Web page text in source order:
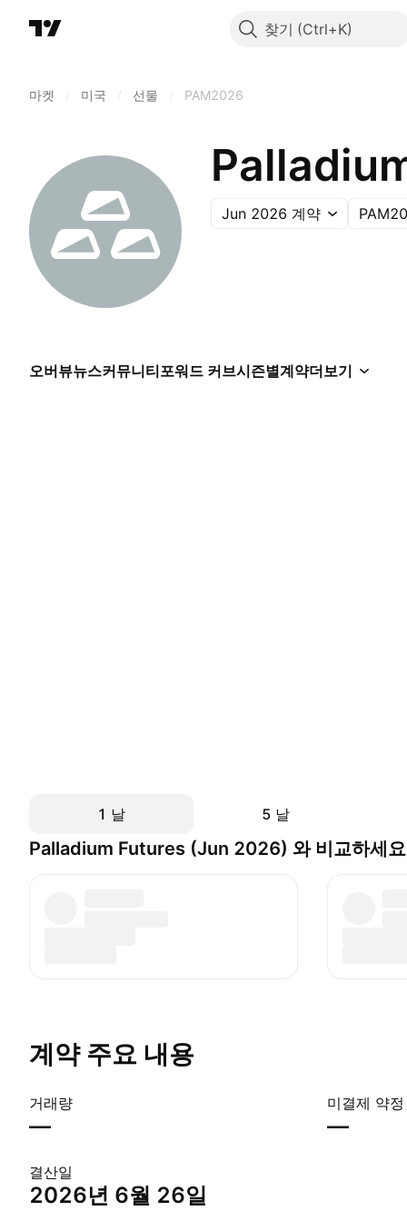
찾기
마켓 미국 선물 PAM2026
Jun 2026 계약
오버뷰뉴스커뮤니티포워드 커브시즌별계약더보기
1 날 5 날
Palladium Futures (Jun 2026) 와 비교하세요
계약 주요 내용
거래량
—
미결제 약정
—
결산일
2026년 6월 26일